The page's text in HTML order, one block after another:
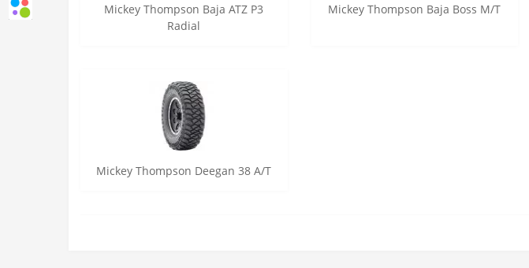
Mickey Thompson Baja ATZ P3
Radial
Mickey Thompson Baja Boss M/T
Mickey Thompson Deegan 38 A/T